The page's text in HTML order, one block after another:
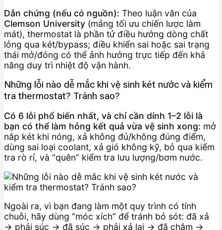
Dẫn chứng (nếu có nguồn): Theo luận văn của
Clemson University (mảng tối ưu chiến lược làm
mát), thermostat là phần tử điều hướng dòng chất
lỏng qua két/bypass; điều khiển sai hoặc sai trạng
thái mở/đóng có thể ảnh hưởng trực tiếp đến khả
năng duy trì nhiệt độ vận hành.
Những lỗi nào dễ mắc khi vệ sinh két nước và kiểm
tra thermostat? Tránh sao?
Có 6 lỗi phổ biến nhất, và chỉ cần dính 1–2 lỗi là
bạn có thể làm hỏng kết quả vừa vệ sinh xong: mở
nắp két khi nóng, xả không đủ/không đúng điểm,
dùng sai loại coolant, xả gió không kỹ, bỏ qua kiểm
tra rò rỉ, và “quên” kiểm tra lưu lượng/bơm nước.
Ngoài ra, vì bạn đang làm một quy trình có tính
chuỗi, hãy dùng “móc xích” để tránh bỏ sót: đã xả
→ phải súc → đã súc → phải xả lại → đã châm →